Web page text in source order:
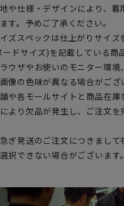
や仕様・デザインにより、着
す。予めご了承ください。
ズスペックは仕上がりサイズ
ードサイズ)を記載している商
ウザやお使いのモニター環境
像の色味が異なる場合がござ
や各モールサイトと商品在庫
より欠品が発生し、ご注文
ぎ発送のご注文につきまして
択できない場合がございます。